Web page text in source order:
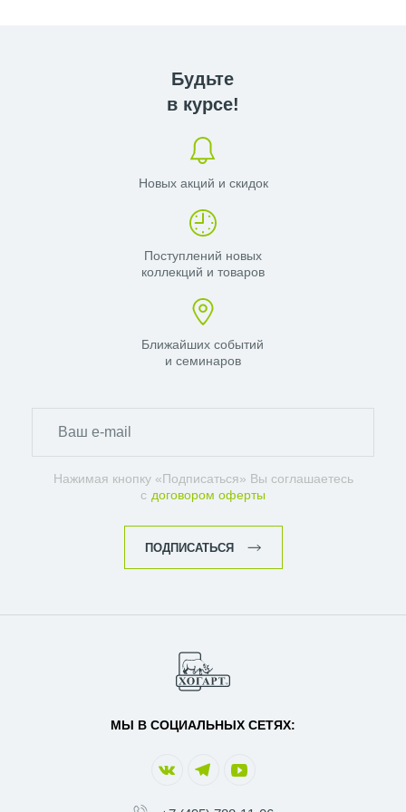
Будьте
в курсе!
Новых акций и скидок
Поступлений новых
коллекций и товаров
Ближайших событий
и семинаров
Нажимая кнопку «Подписаться» Вы соглашаетесь
с договором оферты
ПОДПИСАТЬСЯ
МЫ В СОЦИАЛЬНЫХ СЕТЯХ: